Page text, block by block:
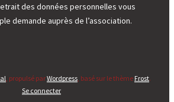
des données personnelles vous
demande auprès de l’association.
, propulsé parWordpress , basé sur le thème Frost.
Se connecter